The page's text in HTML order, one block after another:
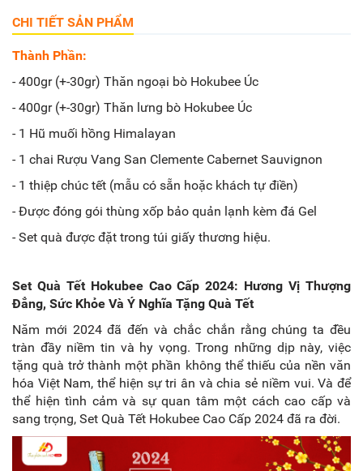
CHI TIẾT SẢN PHẨM
Thành Phần:
- 400gr (+-30gr) Thăn ngoại bò Hokubee Úc
- 400gr (+-30gr) Thăn lưng bò Hokubee Úc
- 1 Hũ muối hồng Himalayan
- 1 chai Rượu Vang San Clemente Cabernet Sauvignon
- 1 thiệp chúc tết (mẫu có sẵn hoặc khách tự điền)
- Được đóng gói thùng xốp bảo quản lạnh kèm đá Gel
- Set quà được đặt trong túi giấy thương hiệu.
Set Quà Tết Hokubee Cao Cấp 2024: Hương Vị Thượng
Đẳng, Sức Khỏe Và Ý Nghĩa Tặng Quà Tết
Năm mới 2024 đã đến và chắc chắn rằng chúng ta đều
tràn đầy niềm tin và hy vọng. Trong những dịp này, việc
tặng quà trở thành một phần không thể thiếu của nền văn
hóa Việt Nam, thể hiện sự tri ân và chia sẻ niềm vui. Và để
thể hiện tình cảm và sự quan tâm một cách cao cấp và
sang trọng, Set Quà Tết Hokubee Cao Cấp 2024 đã ra đời.